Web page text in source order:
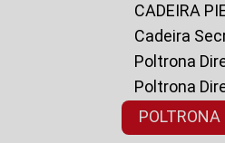
CADEIRA
Cadeira
Poltrona
Poltrona